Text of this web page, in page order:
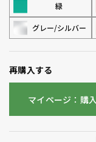
緑
グレー/シルバー
再購入する
マイページ：購